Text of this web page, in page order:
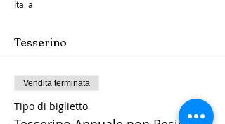
Italia
Tesserino
Vendita terminata
Tipo di biglietto